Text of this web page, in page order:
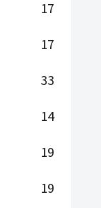
17
17
33
14
19
19